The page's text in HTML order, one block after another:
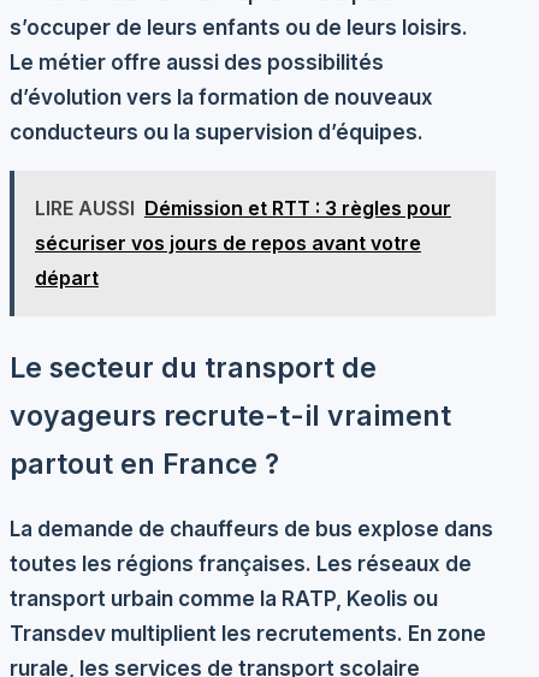
s’occuper de leurs enfants ou de leurs loisirs.
Le métier offre aussi des possibilités
d’évolution vers la formation de nouveaux
conducteurs ou la supervision d’équipes.
LIRE AUSSI Démission et RTT : 3 règles pour
sécuriser vos jours de repos avant votre
départ
Le secteur du transport de
voyageurs recrute-t-il vraiment
partout en France ?
La demande de chauffeurs de bus explose dans
toutes les régions françaises. Les réseaux de
transport urbain comme la RATP, Keolis ou
Transdev multiplient les recrutements. En zone
rurale, les services de transport scolaire